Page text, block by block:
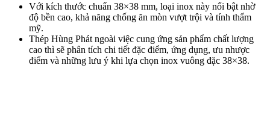
Với kích thước chuẩn 38×38 mm, loại inox này nổi bật nhờ
độ bền cao, khả năng chống ăn mòn vượt trội và tính thẩm
mỹ.
Thép Hùng Phát ngoài việc cung ứng sản phẩm chất lượng
cao thì sẽ phân tích chi tiết đặc điểm, ứng dụng, ưu nhược
điểm và những lưu ý khi lựa chọn inox vuông đặc 38×38.